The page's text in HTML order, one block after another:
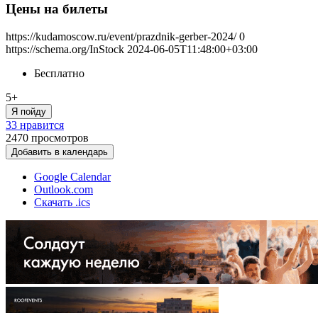
Цены на билеты
https://kudamoscow.ru/event/prazdnik-gerber-2024/ 0
https://schema.org/InStock 2024-06-05T11:48:00+03:00
Бесплатно
5+
Я пойду
33 нравится
2470 просмотров
Добавить в календарь
Google Calendar
Outlook.com
Скачать .ics